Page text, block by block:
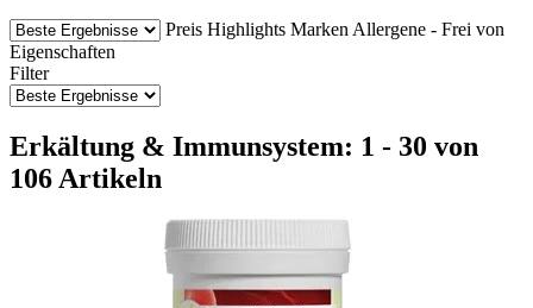
Preis Highlights Marken Allergene - Frei von
Eigenschaften
Filter
Erkältung & Immunsystem: 1 - 30 von
106 Artikeln